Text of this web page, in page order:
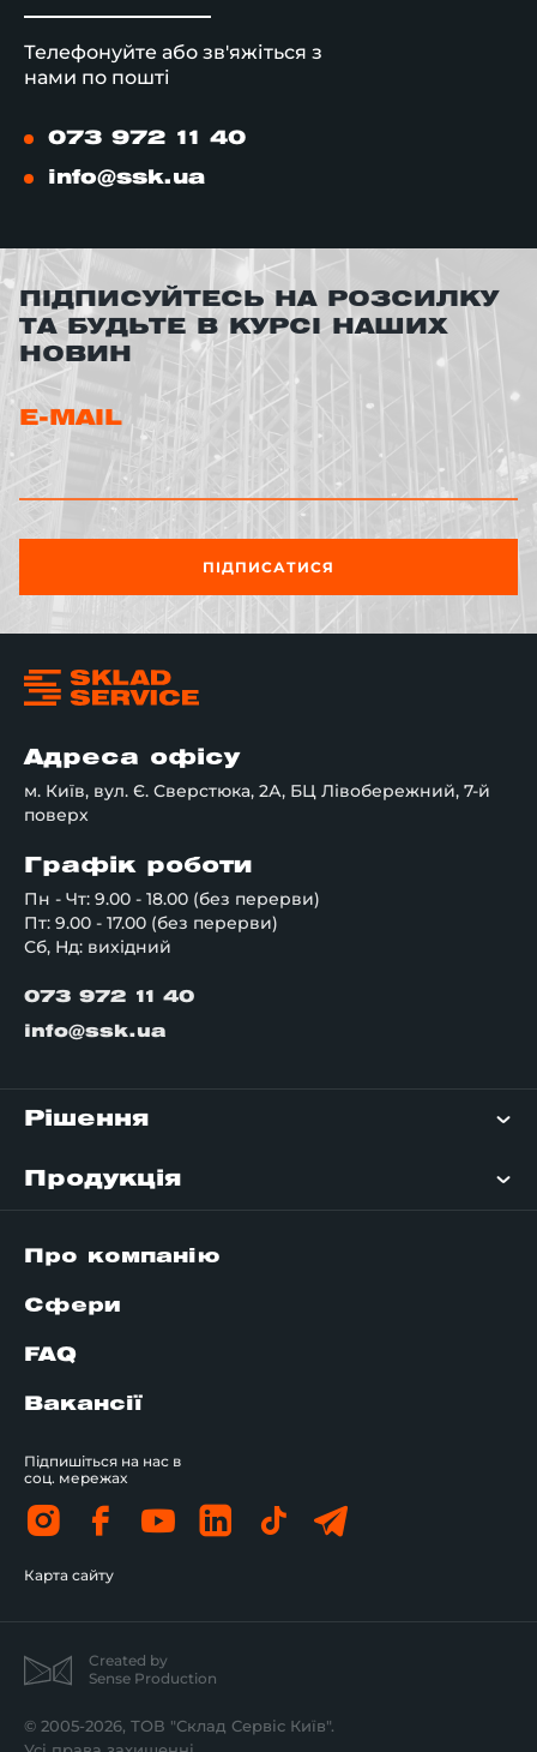
Телефонуйте або зв'яжіться з
нами по пошті
073 972 11 40
info@ssk.ua
ПІДПИСУЙТЕСЬ НА РОЗСИЛКУ
ТА БУДЬТЕ В КУРСІ НАШИХ
НОВИН
E-MAIL
ПІДПИСАТИСЯ
Адреса офісу
м. Київ, вул. Є. Сверстюка, 2А, БЦ Лівобережний, 7-й
поверх
Графік роботи
Пн - Чт: 9.00 - 18.00 (без перерви)
Пт: 9.00 - 17.00 (без перерви)
Сб, Нд: вихідний
073 972 11 40
info@ssk.ua
Рішення
Продукція
Про компанію
Сфери
FAQ
Вакансії
Підпишіться на нас в
соц. мережах
Карта сайту
Created by
Sense Production
© 2005-2026, ТОВ "Склад Сервіс Київ".